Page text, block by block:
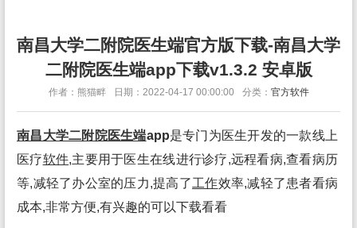
南昌大学二附院医生端官方版下载-南昌大学
二附院医生端app下载v1.3.2 安卓版
作者：熊猫畔 日期：2022-04-17 00:00:00 分类： 官方软件
南昌大学二附院医生端app是专门为医生开发的一款线上
医疗软件,主要用于医生在线进行诊疗,远程看病,查看病历
等,减轻了办公室的压力,提高了工作效率,减轻了患者看病
成本,非常方便,有兴趣的可以下载看看